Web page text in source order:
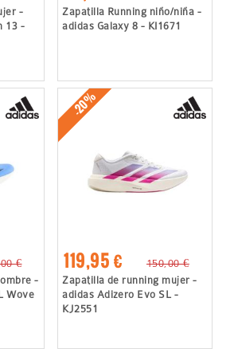
-
13 -
Zapatilla Running niño/niña -
adidas Galaxy 8 - KI1671
€
-
Wove
-20%
119,95 €
150,00 €
Zapatilla de running mujer -
adidas Adizero Evo SL -
KJ2551